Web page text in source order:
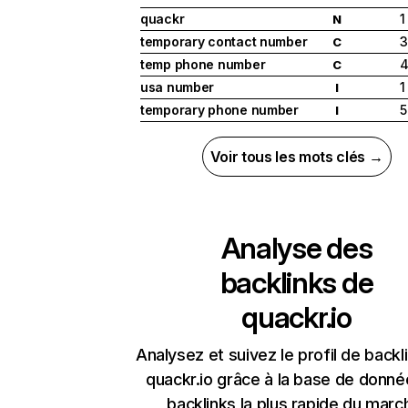
quackr
N
1
temporary contact number
C
3
temp phone number
C
4
usa number
I
1
temporary phone number
I 5
Voir tous les mots clés →
Analyse des
backlinks de
quackr.io
Analysez et suivez le profil de
quackr.io grâce à la base de
backlinks la plus rapide du